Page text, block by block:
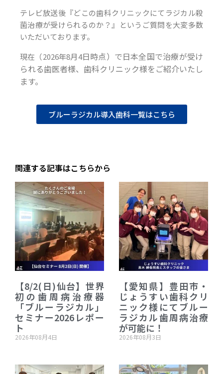
テレビ放送後『どこの歯科クリニックにてラジカル殺
菌治療が受けられるのか？』というご質問を大変多数
いただいております。
現在（2026年8月4日時点）で日本全国で治療が受け
られる歯医者様、歯科クリニック様をご紹介いたし
ます。
ブルーラジカル導入歯科一覧はこちら
関連する記事はこちらから
【8/2(日)仙台】世界
初の歯周病治療器
「ブルーラジカル」
セミナー2026レポー
ト
2026年08月4日
【愛知県】豊田市・
じょうすい歯科クリ
ニック様にてブルー
ラジカル歯周病治療
が可能に！
2026年08月3日